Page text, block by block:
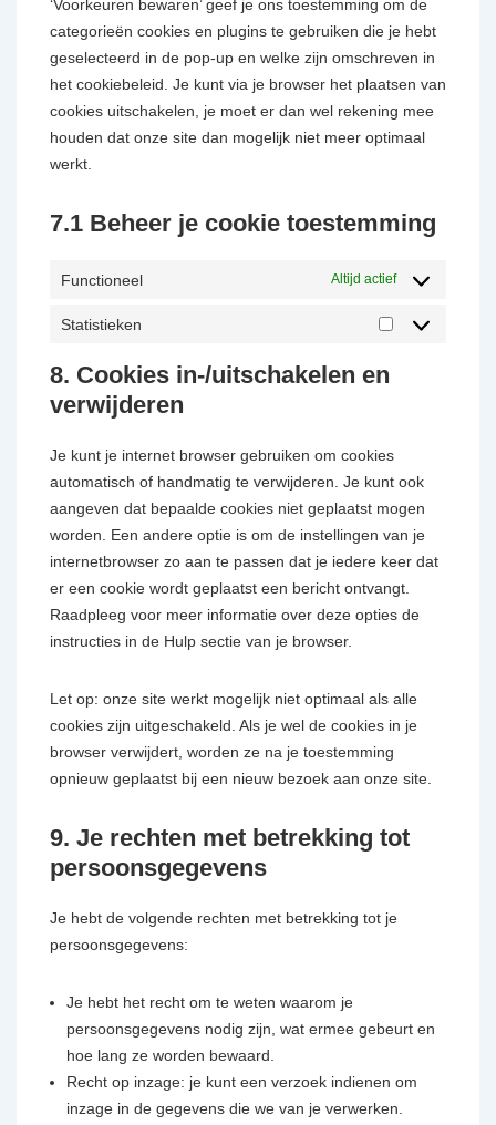
‘Voorkeuren bewaren’ geef je ons toestemming om de
categorieën cookies en plugins te gebruiken die je hebt
geselecteerd in de pop-up en welke zijn omschreven in
het cookiebeleid. Je kunt via je browser het plaatsen van
cookies uitschakelen, je moet er dan wel rekening mee
houden dat onze site dan mogelijk niet meer optimaal
werkt.
7.1 Beheer je cookie toestemming
Functioneel Altijd actief
Statistieken
8. Cookies in-/uitschakelen en
verwijderen
Je kunt je internet browser gebruiken om cookies
automatisch of handmatig te verwijderen. Je kunt ook
aangeven dat bepaalde cookies niet geplaatst mogen
worden. Een andere optie is om de instellingen van je
internetbrowser zo aan te passen dat je iedere keer dat
er een cookie wordt geplaatst een bericht ontvangt.
Raadpleeg voor meer informatie over deze opties de
instructies in de Hulp sectie van je browser.
Let op: onze site werkt mogelijk niet optimaal als alle
cookies zijn uitgeschakeld. Als je wel de cookies in je
browser verwijdert, worden ze na je toestemming
opnieuw geplaatst bij een nieuw bezoek aan onze site.
9. Je rechten met betrekking tot
persoonsgegevens
Je hebt de volgende rechten met betrekking tot je
persoonsgegevens:
Je hebt het recht om te weten waarom je
persoonsgegevens nodig zijn, wat ermee gebeurt en
hoe lang ze worden bewaard.
Recht op inzage: je kunt een verzoek indienen om
inzage in de gegevens die we van je verwerken.